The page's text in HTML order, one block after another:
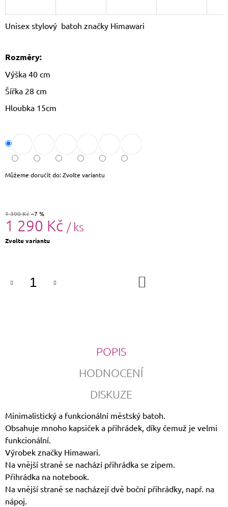
Unisex stylový batoh značky Himawari
Rozměry:
Výška 40 cm
Šířka 28 cm
Hloubka 15cm
Můžeme doručit do:Zvolte variantu
1 390 Kč–7 %
1 290 Kč / ks
Měrná
Zvolte variantu
POPIS
HODNOCENÍ
DISKUZE
Minimalistický a funkcionální městský batoh.
Obsahuje mnoho kapsiček a přihrádek, díky čemuž je velmi
funkcionální.
Výrobek značky Himawari.
Na vnější straně se nachází přihrádka se zipem.
Přihrádka na notebook.
Na vnější straně se nacházejí dvě boční přihrádky, např. na
nápoj.
E
M
LAURA
BIAGGI
KOŽENÝ
BATOH
TS-
AB954
Kč
Původně:
1
790